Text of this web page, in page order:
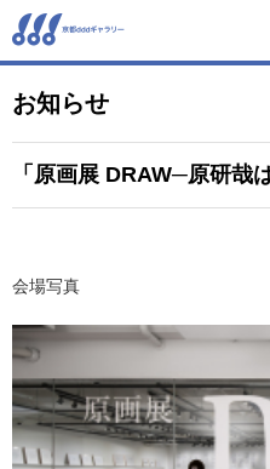
お知らせ
「原画展 DRAW─原研哉
会場写真